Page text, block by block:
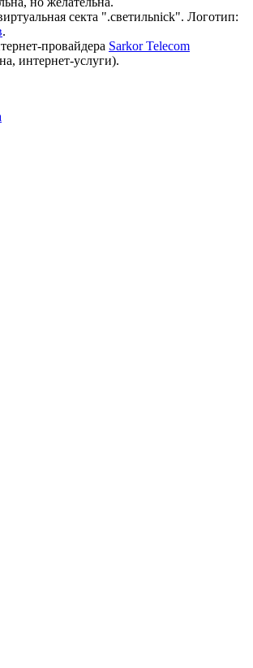
секта ".светильnick". Логотип:
.
провайдера Sarkor Telecom
интернет-услуги).